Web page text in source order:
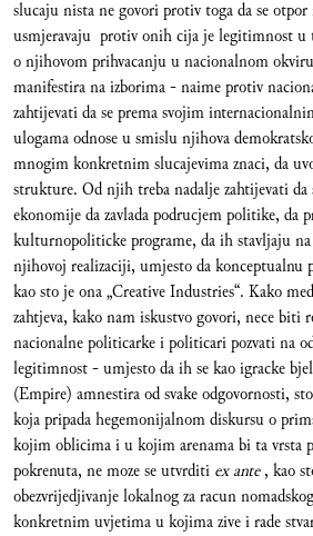
slucaju nista ne govori protiv toga da se
usmjeravaju protiv onih cija je legitimnost u
o njihovom prihvacanju u nacionalnom
manifestira na izborima - naime protiv
zahtijevati da se prema svojim
ulogama odnose u smislu njihova
mnogim konkretnim slucajevima znaci, da
strukture. Od njih treba nadalje zahtijevati da
ekonomije da zavlada podrucjem politike, da
kulturnopoliticke programe, da ih stavljaju
njihovoj realizaciji, umjesto da konceptualnu
kao sto je ona „Creative Industries“. Kako
zahtjeva, kako nam iskustvo govori, nece biti
nacionalne politicarke i politicari pozvati na
legitimnost - umjesto da ih se kao igracke
(Empire) amnestira od svake odgovornosti,
koja pripada hegemonijalnom diskursu o
kojim oblicima i u kojim arenama bi ta vrsta
pokrenuta, ne moze se utvrditi ex ante, kao
obezvrijedjivanje lokalnog za racun
konkretnim uvjetima u kojima zive i rade